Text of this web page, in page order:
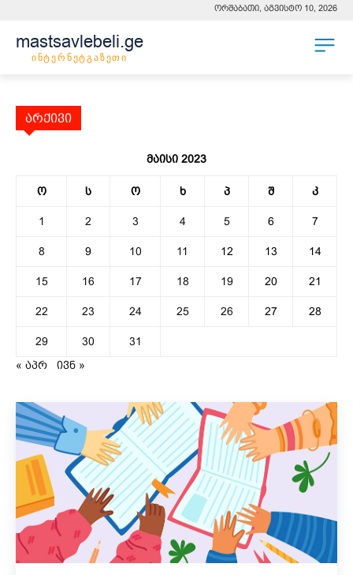
ორშაბათი, აგვისტო 10, 2026
mastsavlebeli.ge
ინტერნეტგაზეთი
არქივი
მაისი 2023
ო ს ო ხ პ შ კ
1 2 3 4 5 6 7
8 9 10 11 12 13 14
15 16 17 18 19 20 21
22 23 24 25 26 27 28
29 30
31
« აპრ
ივნ »